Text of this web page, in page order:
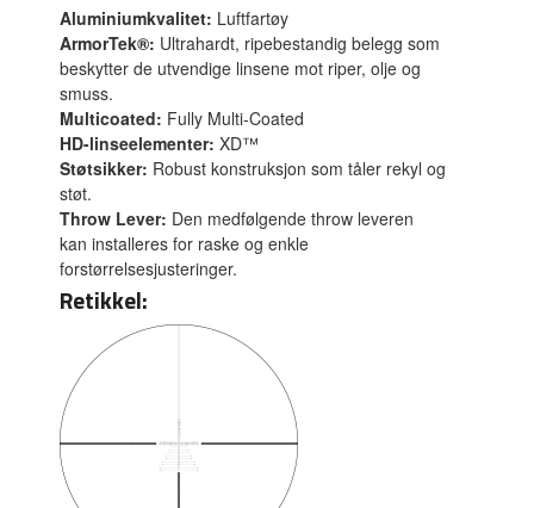
Aluminiumkvalitet: Luftfartøy
ArmorTek®: Ultrahardt, ripebestandig belegg som
beskytter de utvendige linsene mot riper, olje og
smuss.
Multicoated: Fully Multi-Coated
HD-linseelementer: XD™
Støtsikker: Robust konstruksjon som tåler rekyl og
støt.
Throw Lever: Den medfølgende throw leveren
kan installeres for raske og enkle
forstørrelsesjusteringer.
Retikkel: